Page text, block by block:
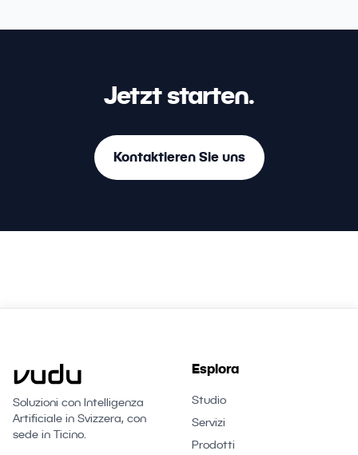
Jetzt starten.
Kontaktieren Sie uns
Soluzioni con Intelligenza
Artificiale in Svizzera, con
sede in Ticino.
Esplora
Studio
Servizi
Prodotti